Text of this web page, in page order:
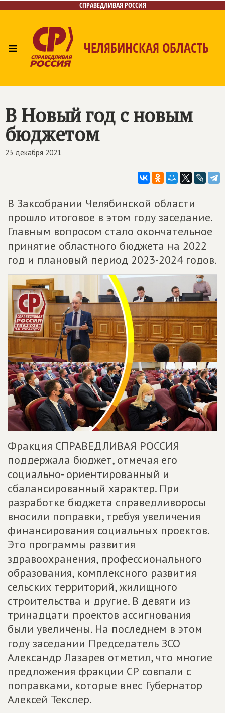
СПРАВЕДЛИВАЯ РОССИЯ
≡ ЧЕЛЯБИНСКАЯ ОБЛАСТЬ
В Новый год с новым
бюджетом
23 декабря 2021
В Заксобрании Челябинской области
прошло итоговое в этом году заседание.
Главным вопросом стало окончательное
принятие областного бюджета на 2022
год и плановый период 2023-2024 годов.
Фракция СПРАВЕДЛИВАЯ РОССИЯ
поддержала бюджет, отмечая его
социально- ориентированный и
сбалансированный характер. При
разработке бюджета справедливоросы
вносили поправки, требуя увеличения
финансирования социальных проектов.
Это программы развития
здравоохранения, профессионального
образования, комплексного развития
сельских территорий, жилищного
строительства и другие. В девяти из
тринадцати проектов ассигнования
были увеличены. На последнем в этом
году заседании Председатель ЗСО
Александр Лазарев отметил, что многие
предложения фракции СР совпали с
поправками, которые внес Губернатор
Алексей Текслер.